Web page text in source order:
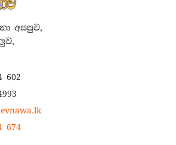
අසපුව,
602
674